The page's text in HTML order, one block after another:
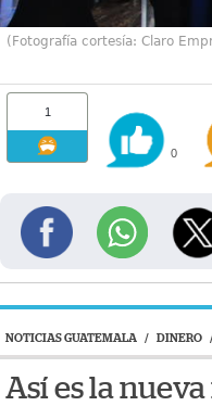
(Fotografía cortesía: Claro
1
0
NOTICIAS GUATEMALA / DINERO
Así es la